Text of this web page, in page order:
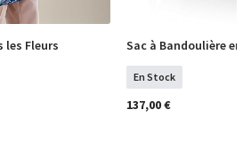
les Fleurs Sac à Bandoulière en
En Stock
137,00 €